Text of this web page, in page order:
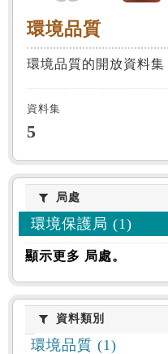
環境品質
環境品質
環境品質的開放資料集
資料集
5
局處局處
環境保護局 (1)
顯示更多 局處。
資料類別
資料類別
環境品質 (1)